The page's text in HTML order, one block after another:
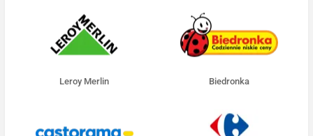
Leroy Merlin Biedronka